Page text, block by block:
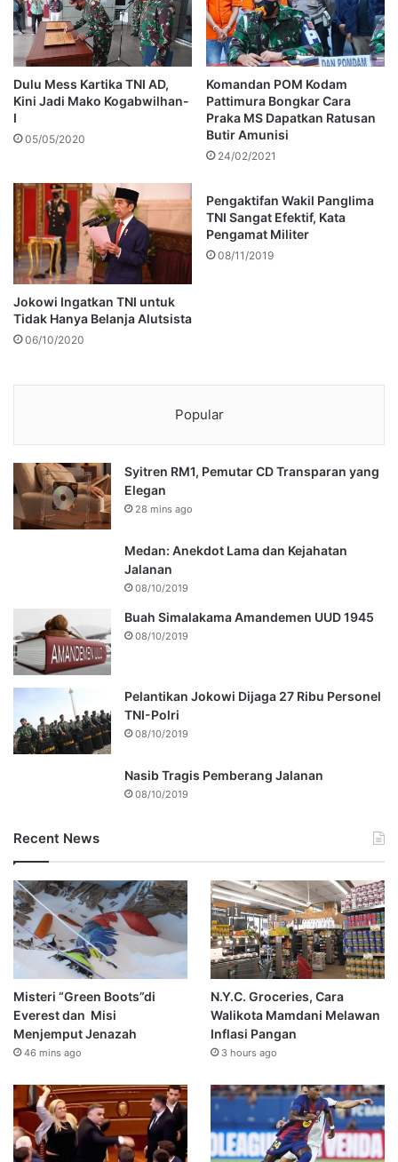
Dulu Mess Kartika TNI AD,
Kini Jadi Mako Kogabwilhan-
I
05/05/2020
Komandan POM Kodam
Pattimura Bongkar Cara
Praka MS Dapatkan Ratusan
Butir Amunisi
24/02/2021
Jokowi Ingatkan TNI untuk
Tidak Hanya Belanja Alutsista
06/10/2020
Pengaktifan Wakil Panglima
TNI Sangat Efektif, Kata
Pengamat Militer
08/11/2019
Popular
Syitren RM1, Pemutar CD Transparan yang
Elegan
28 mins ago
Medan: Anekdot Lama dan Kejahatan
Jalanan
08/10/2019
Buah Simalakama Amandemen UUD 1945
08/10/2019
Pelantikan Jokowi Dijaga 27 Ribu Personel
TNI-Polri
08/10/2019
Nasib Tragis Pemberang Jalanan
08/10/2019
Recent News
Misteri “Green Boots”di
Everest dan Misi
Menjemput Jenazah
46 mins ago
N.Y.C. Groceries, Cara
Walikota Mamdani Melawan
Inflasi Pangan
3 hours ago